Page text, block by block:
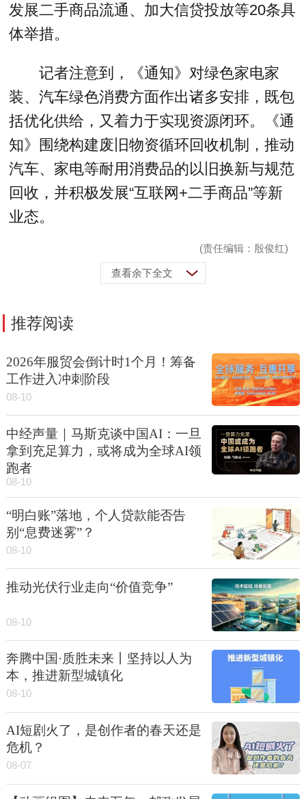
发展二手商品流通、加大信贷投放等20条具
体举措。
记者注意到，《通知》对绿色家电家
装、汽车绿色消费方面作出诸多安排，既包
括优化供给，又着力于实现资源闭环。《通
知》围绕构建废旧物资循环回收机制，推动
汽车、家电等耐用消费品的以旧换新与规范
回收，并积极发展“互联网+二手商品”等新
业态。
(责任编辑：殷俊红)
查看余下全文
推荐阅读
2026年服贸会倒计时1个月！筹备
工作进入冲刺阶段
08-10
中经声量｜马斯克谈中国AI：一旦
拿到充足算力，或将成为全球AI领
跑者
08-10
“明白账”落地，个人贷款能否告
别“息费迷雾”？
08-10
推动光伏行业走向“价值竞争”
08-10
奔腾中国·质胜未来丨坚持以人为
本，推进新型城镇化
08-10
AI短剧火了，是创作者的春天还是
危机？
08-07